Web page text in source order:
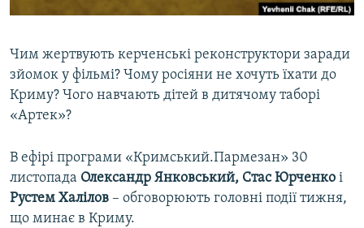
ІНФОГРАФІКА
Qırımtatar
ДОЛУЧАЙСЯ!
Чим жертвують керченські реконструктори заради
зйомок у фільмі? Чому росіяни не хочуть їхати до
Криму? Чого навчають дітей в дитячому таборі
«Артек»?
В ефірі програми «Кримський.Пармезан» 30
листопада Олександр Янковський, Стас Юрченко і
Рустем Халілов – обговорюють головні події тижня,
що минає в Криму.